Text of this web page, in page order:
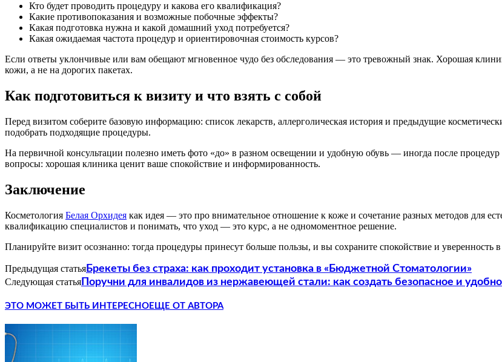
Кто будет проводить процедуру и какова его квалификация?
Какие противопоказания и возможные побочные эффекты?
Какая подготовка нужна и какой домашний уход потребуется?
Какая ожидаемая частота процедур и ориентировочная стоимость курсов?
Если ответы уклончивые или вам обещают мгновенное чудо без обследования — это тревожный знак. Хорошая
кожи, а не на дорогих пакетах.
Как подготовиться к визиту и что взять с собой
Перед визитом соберите базовую информацию: список лекарств, аллерголическая история и предыдущие
подобрать подходящие процедуры.
На первичной консультации полезно иметь фото «до» в разном освещении и удобную обувь — иногда после
вопросы: хорошая клиника ценит ваше спокойствие и информированность.
Заключение
Косметология Белая Орхидея как идея — это про внимательное отношение к коже и сочетание разных методов для
квалификацию специалистов и понимать, что уход — это курс, а не одномоментное решение.
Планируйте визит осознанно: тогда процедуры принесут больше пользы, и вы сохраните спокойствие и уверенность в
Предыдущая статьяБрекеты без страха: как проходит установка в «Бюджетной Стоматологии»
Следующая статья Поручни для инвалидов из нержавеющей стали: как создать безопасное и
ЭТО МОЖЕТ БЫТЬ ИНТЕРЕСНО ЕЩЕ ОТ АВТОРА